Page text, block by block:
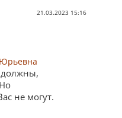
21.03.2023 15:16
не могут.